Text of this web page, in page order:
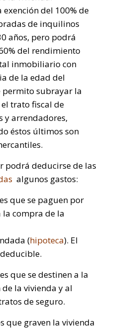
exención del 100% de
de inquilinos
años, pero podrá
del rendimiento
inmobiliario con
de la edad del
subrayar la
trato fiscal de
y arrendadores,
éstos últimos son
podrá deducirse de las
algunos gastos:
que se paguen por
la compra de la
(hipoteca). El
que se destinen a la
la vivienda y al
de seguro.
que graven la vivienda